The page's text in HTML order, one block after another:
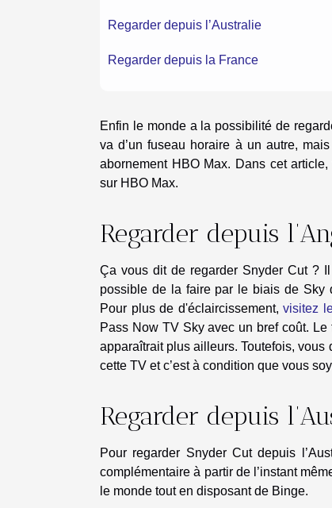
Regarder depuis l’Australie
Regarder depuis la France
Enfin le monde a la possibilité de
va d’un fuseau horaire à un autre,
abornement HBO Max. Dans cet
sur HBO Max.
Regarder depuis
Ça vous dit de regarder Snyder Cut ?
possible de la faire par le biais de Sky
Pour plus de d'éclaircissement,visitez
Pass Now TV Sky avec un bref coût.
apparaîtrait plus ailleurs. Toutefois, vous
cette TV et c’est à condition que vous
Regarder depuis
Pour regarder Snyder Cut depuis
complémentaire à partir de l’instant
le monde tout en disposant de Binge.